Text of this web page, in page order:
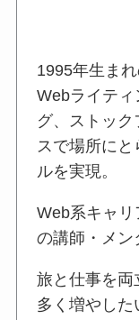
1995年生ま
Webライティ
グ、ストッ
スで場所にと
ルを実現。
Web系キャリ
の講師・メン
旅と仕事を両
多く増やし